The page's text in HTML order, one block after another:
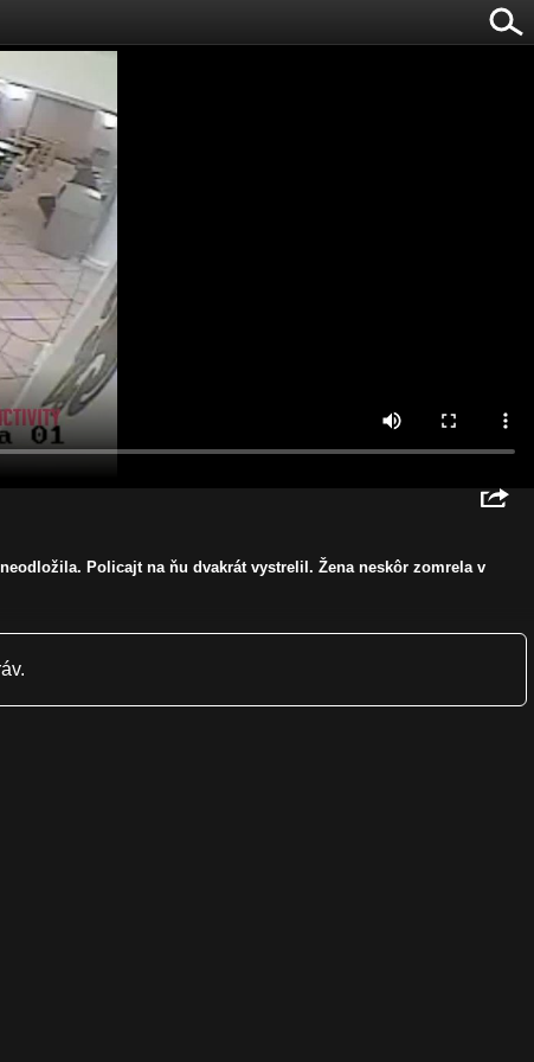
Policajt na ňu dvakrát vystrelil. Žena neskôr zomrela v